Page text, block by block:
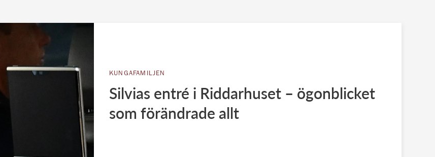
KUNGAFAMILJEN
Silvias entré i Riddarhuset – ögonblicket
som förändrade allt